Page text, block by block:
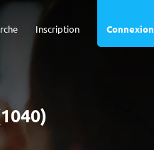
Connexion
Inscription